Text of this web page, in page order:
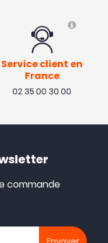
Service client en
France
02 35 00 30 00
commande